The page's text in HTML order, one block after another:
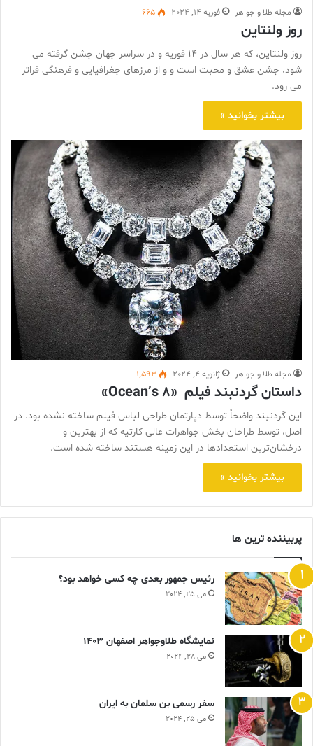
مجله طلا و جواهر فوریه 14, 2024 665
روز ولنتاین
روز ولنتاین، که هر سال در 14 فوریه و در سراسر جهان جشن گرفته می
شود، جشن عشق و محبت است و و از مرزهای جغرافیایی و فرهنگی فراتر
می رود.
بیشتر بخوانید »
مجله طلا و جواهر ژانویه 4, 2024 1,593
داستان گردنبند فیلم «Ocean’s 8»
این گردنبند واضحاً توسط دپارتمان طراحی لباس فیلم ساخته نشده بود. در
اصل، توسط طراحان بخش جواهرات عالی کارتیه که از بهترین و
درخشان‌ترین استعدادها در این زمینه هستند ساخته شده است.
بیشتر بخوانید »
پربیننده ترین ها
رئیس جمهور بعدی چه کسی خواهد بود؟
می 25, 2024
نمایشگاه طلاوجواهر اصفهان 1403
می 28, 2024
سفر رسمی بن سلمان به ایران
می 25, 2024